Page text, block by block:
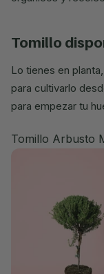
tomillo
Lo tienes en
para cultivarlo
para empezar tu
Tomillo Arbusto